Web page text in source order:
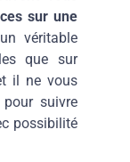
sur une
véritable
que sur
il ne vous
suivre
possibilité